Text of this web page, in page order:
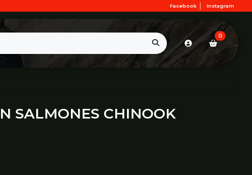
Facebook Instagram
0
SALMONES CHINOOK